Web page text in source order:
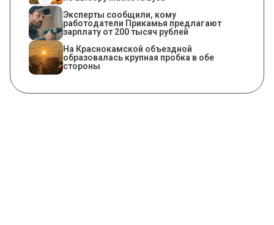
Эксперты сообщили, кому
работодатели Прикамья предлагают
зарплату от 200 тысяч рублей
На Краснокамской объездной
образовалась крупная пробка в обе
стороны